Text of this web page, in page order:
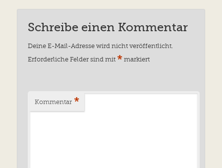
Schreibe einen Kommentar
Deine E-Mail-Adresse wird nicht veröffentlicht.
Erforderliche Felder sind mit * markiert
Kommentar *